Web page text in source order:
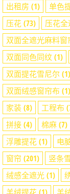
出租房 (1) 单色
压花 (73) 压花
双面全遮光麻料窗
双面同色同纹(1)
双面提花雪尼尔 (1)
双面绒感窗帘布(1)
家装(8) 工程布
拼接(4) 棉麻(7)
浮雕提花 (1) 电
窗帘 (201) 竖条
绒感全遮光(1)
羊绒提花 (1) 羊